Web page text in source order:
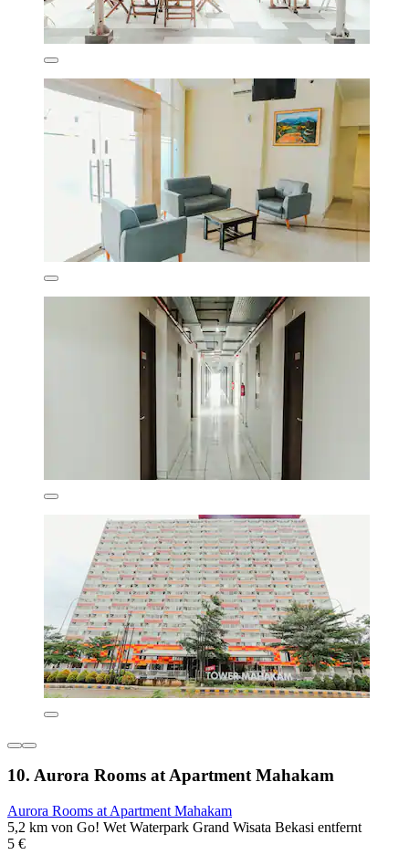
10. Aurora Rooms at Apartment Mahakam
Aurora Rooms at Apartment Mahakam
5,2 km von Go! Wet Waterpark Grand Wisata Bekasi entfernt
5 €